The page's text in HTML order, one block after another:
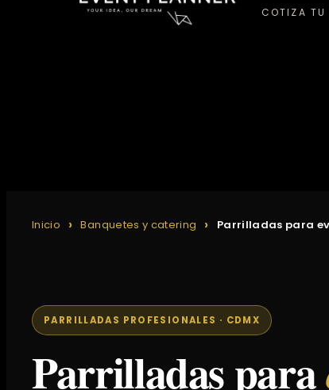
COTIZA TU
Inicio Banquetes y catering Parrilladas para
PARRILLADAS PROFESIONALES · CDMX
Parrilladas para